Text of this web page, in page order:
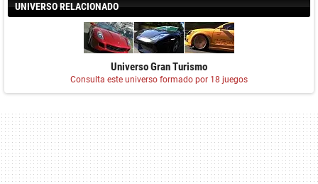
UNIVERSO RELACIONADO
Universo Gran Turismo
Consulta este universo formado por 18 juegos